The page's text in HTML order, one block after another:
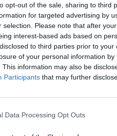
opt-out of the sale, sharing to third
for targeted advertising by
selection. Please note that after
interest-based ads based on
to third parties prior to
of your personal information
This information may also be
Participants that may further
Data Processing Opt Outs
αγώνες
μακριά από τα φώτα
σεμνότητα
ο Στέφανος
για χρόνια